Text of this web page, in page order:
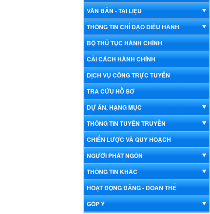
VĂN BẢN - TÀI LIỆU
THÔNG TIN CHỈ ĐẠO ĐIỀU HÀNH
BỘ THỦ TỤC HÀNH CHÍNH
CẢI CÁCH HÀNH CHÍNH
DỊCH VỤ CÔNG TRỰC TUYẾN
TRA CỨU HỒ SƠ
DỰ ÁN, HẠNG MỤC
THÔNG TIN TUYÊN TRUYỀN
CHIẾN LƯỢC VÀ QUY HOẠCH
NGƯỜI PHÁT NGÔN
THÔNG TIN KHÁC
HOẠT ĐỘNG ĐẢNG - ĐOÀN THỂ
GÓP Ý